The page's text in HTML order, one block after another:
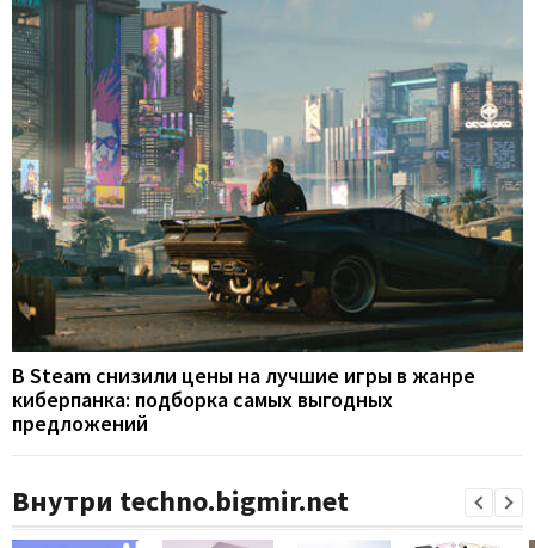
В Steam снизили цены на лучшие игры в жанре
киберпанка: подборка самых выгодных
предложений
Внутри techno.bigmir.net